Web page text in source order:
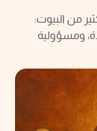
من البيوت:
ومسؤولية